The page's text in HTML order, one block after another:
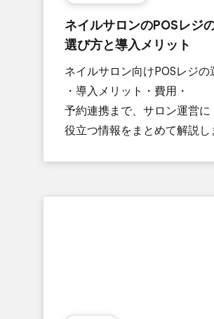
ネイルサロンの​POSレジ
選び方と​導入メリット
ネイルサロン向けPOSレジの​
・導入メリット・費用・
予約連携まで、​サロン運営に​
役立つ情報を​まとめて​解説し